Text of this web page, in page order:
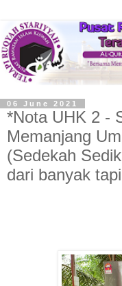
06 June 2021
*Nota UHK 2 -
Memanjang
(Sedekah
dari banyak